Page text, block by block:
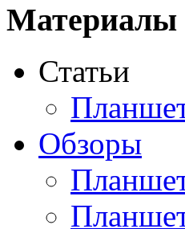
Acme(2)
Ainol
Altinet
Amazon
Amber
Ampe
Материалы
Статьи
Обзоры